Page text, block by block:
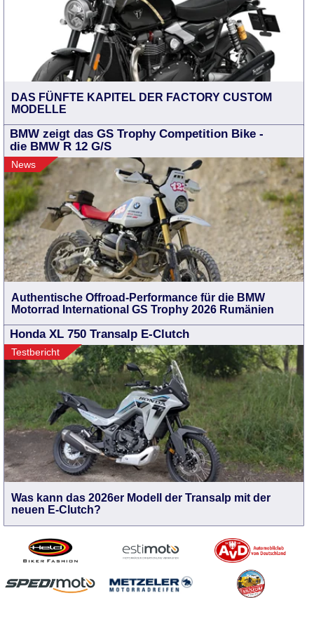
DAS FÜNFTE KAPITEL DER FACTORY CUSTOM
MODELLE
BMW zeigt das GS Trophy Competition Bike -
die BMW R 12 G/S
News
Authentische Offroad-Performance für die BMW
Motorrad International GS Trophy 2026 Rumänien
Honda XL 750 Transalp E-Clutch
Testbericht
Was kann das 2026er Modell der Transalp mit der
neuen E-Clutch?